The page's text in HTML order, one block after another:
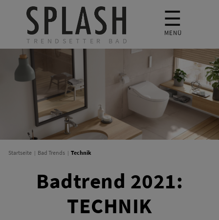
TRENDSETTER BAD
☰
MENÜ
Startseite Bad Trends Technik
Badtrend 2021:
TECHNIK